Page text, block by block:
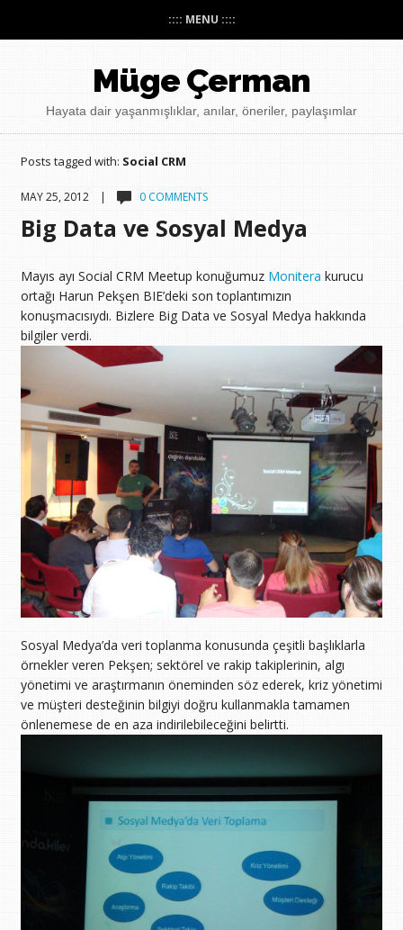
:::: MENU ::::
Müge Çerman
Hayata dair yaşanmışlıklar, anılar, öneriler, paylaşımlar
Posts tagged with: Social CRM
MAY 25, 2012 | 0 COMMENTS
Big Data ve Sosyal Medya
Mayıs ayı Social CRM Meetup konuğumuz Monitera kurucu
ortağı Harun Pekşen BIE’deki son toplantımızın
konuşmacısıydı. Bizlere Big Data ve Sosyal Medya hakkında
bilgiler verdi.
Sosyal Medya’da veri toplanma konusunda çeşitli başlıklarla
örnekler veren Pekşen; sektörel ve rakip takiplerinin, algı
yönetimi ve araştırmanın öneminden söz ederek, kriz yönetimi
ve müşteri desteğinin bilgiyi doğru kullanmakla tamamen
önlenemese de en aza indirilebileceğini belirtti.